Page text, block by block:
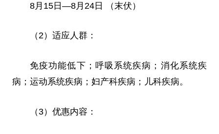
8月15日—8月24日 （末伏）
（2）适应人群：
免疫功能低下；呼吸系统疾病；消化系统疾
病；运动系统疾病；妇产科疾病；儿科疾病。
（3）优惠内容：